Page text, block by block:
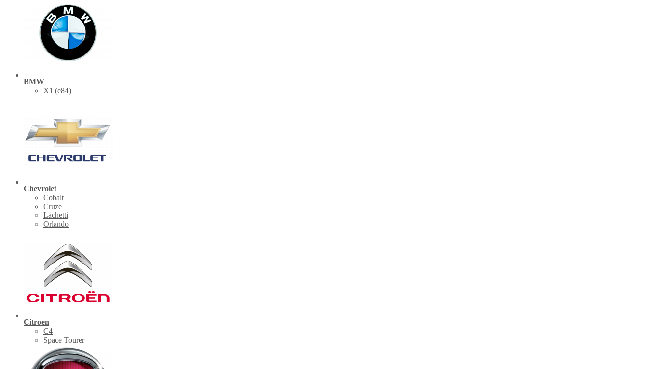
BMW
X1 (е84)
Chevrolet
Cobalt
Cruze
Lachetti
Orlando
Citroen
C4
Space Tourer